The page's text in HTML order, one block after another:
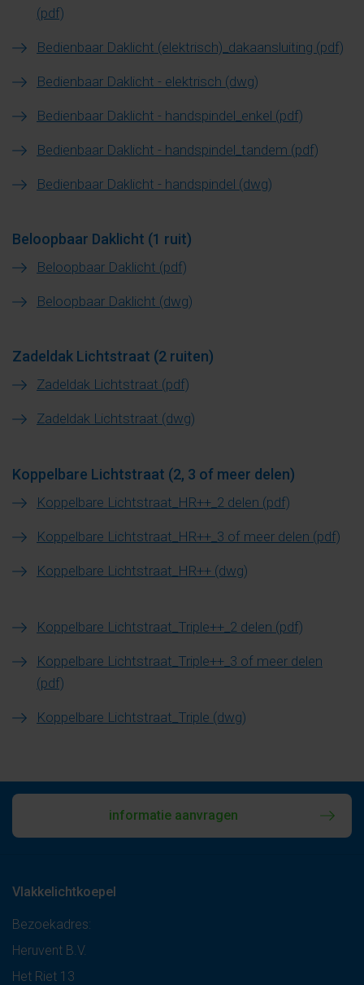
(pdf)
Bedienbaar Daklicht (elektrisch)_dakaansluiting (pdf)
Bedienbaar Daklicht - elektrisch (dwg)
Bedienbaar Daklicht - handspindel_enkel (pdf)
Bedienbaar Daklicht - handspindel_tandem (pdf)
Bedienbaar Daklicht - handspindel (dwg)
Beloopbaar Daklicht (1 ruit)
Beloopbaar Daklicht (pdf)
Beloopbaar Daklicht (dwg)
Zadeldak Lichtstraat (2 ruiten)
Zadeldak Lichtstraat (pdf)
Zadeldak Lichtstraat (dwg)
Koppelbare Lichtstraat (2, 3 of meer delen)
Koppelbare Lichtstraat_HR++_2 delen (pdf)
Koppelbare Lichtstraat_HR++_3 of meer delen (pdf)
Koppelbare Lichtstraat_HR++ (dwg)
Koppelbare Lichtstraat_Triple++_2 delen (pdf)
Koppelbare Lichtstraat_Triple++_3 of meer delen
(pdf)
Koppelbare Lichtstraat_Triple (dwg)
informatie aanvragen
Vlakkelichtkoepel
Bezoekadres:
Heruvent B.V.
Het Riet 13